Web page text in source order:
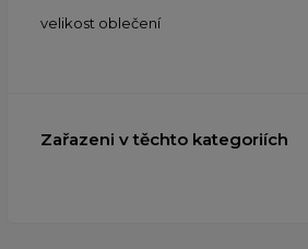
velikost oblečení
Zařazeni v těchto kategoriích